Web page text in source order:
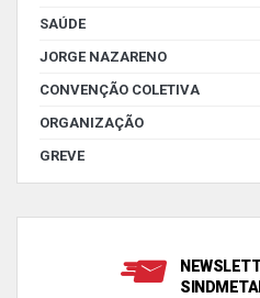
SAÚDE
JORGE NAZARENO
CONVENÇÃO COLETIVA
ORGANIZAÇÃO
GREVE